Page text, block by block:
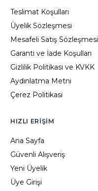
Teslimat Koşulları
Üyelik Sözleşmesi
Mesafeli Satış Sözleşmesi
Garanti ve İade Koşulları
Gizlilik Politikası ve KVKK
Aydınlatma Metni
Çerez Politikası
HIZLI ERIŞIM
Ana Sayfa
Güvenli Alışveriş
Yeni Üyelik
Üye Girişi